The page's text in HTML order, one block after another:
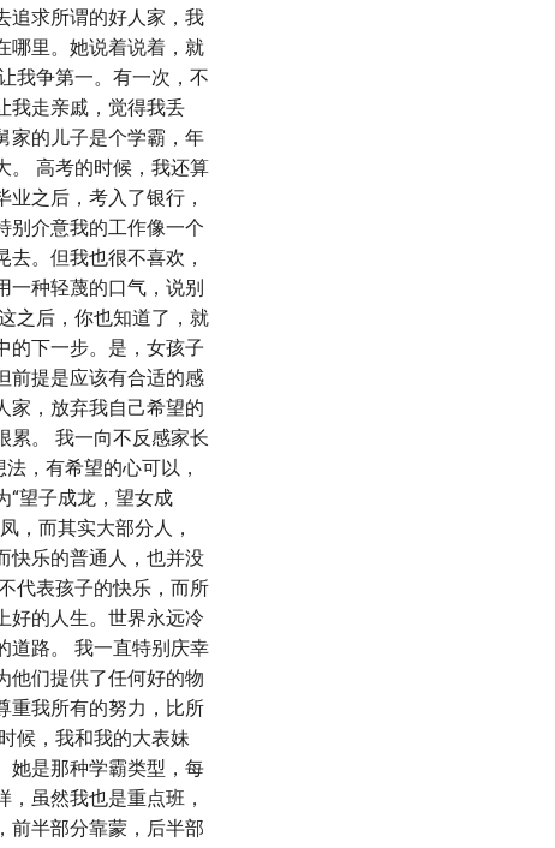
追求所谓的好人家，我
哪里。她说着说着，就
我争第一。有一次，不
我走亲戚，觉得我丢
家的儿子是个学霸，年
。 高考的时候，我还算
之后，考入了银行，
别介意我的工作像一个
。但我也很不喜欢，
一种轻蔑的口气，说别
之后，你也知道了，就
的下一步。是，女孩子
前提是应该有合适的感
家，放弃我自己希望的
累。 我一向不反感家长
，有希望的心可以，
“望子成龙，望女成
，而其实大部分人，
快乐的普通人，也并没
代表孩子的快乐，而所
好的人生。世界永远冷
道路。 我一直特别庆幸
他们提供了任何好的物
重我所有的努力，比所
候，我和我的大表妹
她是那种学霸类型，每
虽然我也是重点班，
前半部分靠蒙，后半部